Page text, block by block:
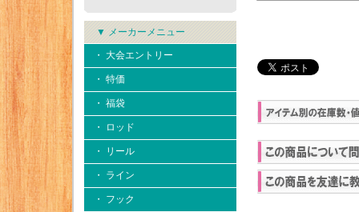
▼ メーカーメニュー
・ 大会エントリー
・ 特価
・ 福袋
・ ロッド
・ リール
・ ライン
・ フック